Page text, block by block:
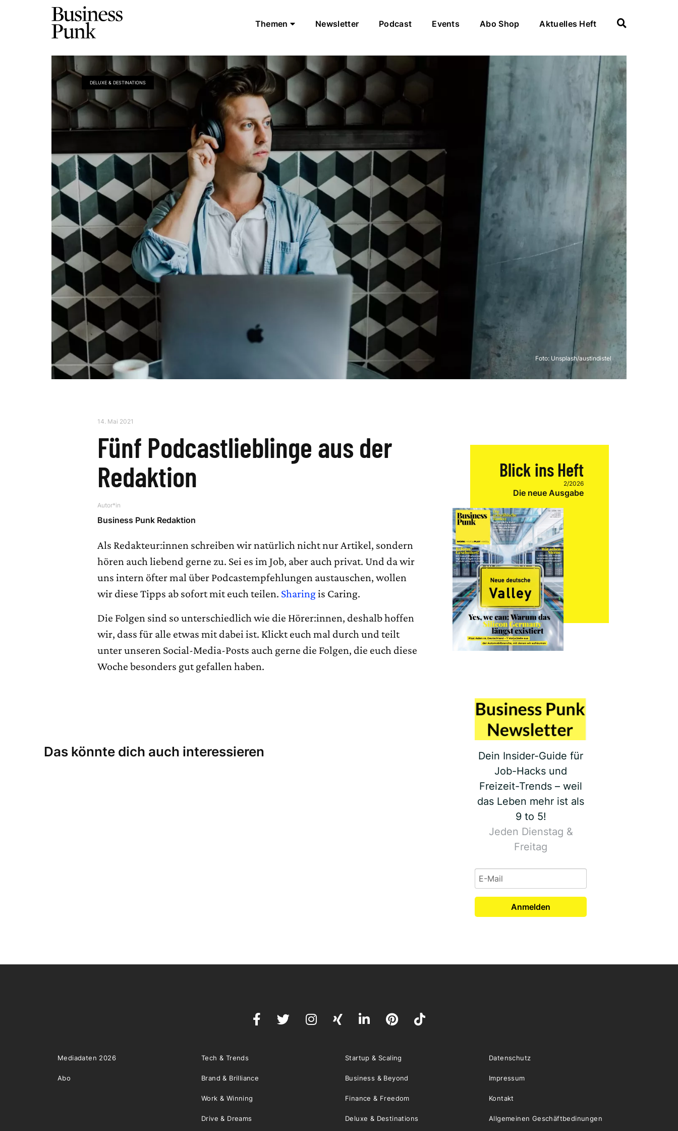
Themen Newsletter Podcast Events Abo Shop Aktuelles Heft
DELUXE & DESTINATIONS
Foto: Unsplash/austindistel
14. Mai 2021
Fünf Podcastlieblinge aus der
Redaktion
Autor*in
Business Punk Redaktion
Als Redakteur:innen schreiben wir natürlich nicht nur Artikel, sondern
hören auch liebend gerne zu. Sei es im Job, aber auch privat. Und da wir
uns intern öfter mal über Podcastempfehlungen austauschen, wollen
wir diese Tipps ab sofort mit euch teilen. Sharingis Caring.
Die Folgen sind so unterschiedlich wie die Hörer:innen, deshalb hoffen
wir, dass für alle etwas mit dabei ist. Klickt euch mal durch und teilt
unter unseren Social-Media-Posts auch gerne die Folgen, die euch diese
Woche besonders gut gefallen haben.
Das könnte dich auch interessieren
Blick ins Heft
2/2026
Die neue Ausgabe
Dein Insider-Guide für
Job-Hacks und
Freizeit-Trends – weil
das Leben mehr ist als
9 to 5!
Jeden Dienstag &
Freitag
Anmelden
Mediadaten 2026
Abo
Tech & Trends Startup & Scaling
Brand & Brilliance Business & Beyond
Work & Winning Finance & Freedom
Drive & Dreams Deluxe & Destinations
Datenschutz
Impressum
Kontakt
Allgemeinen Geschäftbedinungen